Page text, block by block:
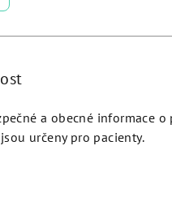
L 15 -
a obecné informace
určeny pro pacienty.